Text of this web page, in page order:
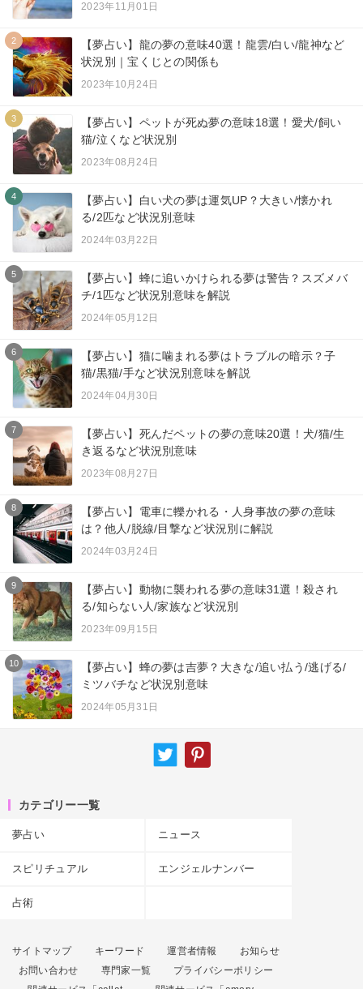
2023年11月01日
2
【夢占い】龍の夢の意味40選！龍雲/白い/龍神など
状況別｜宝くじとの関係も
2023年10月24日
3
【夢占い】ペットが死ぬ夢の意味18選！愛犬/飼い
猫/泣くなど状況別
2023年08月24日
4
【夢占い】白い犬の夢は運気UP？大きい/懐かれ
る/2匹など状況別意味
2024年03月22日
5
【夢占い】蜂に追いかけられる夢は警告？スズメバ
チ/1匹など状況別意味を解説
2024年05月12日
6
【夢占い】猫に噛まれる夢はトラブルの暗示？子
猫/黒猫/手など状況別意味を解説
2024年04月30日
7
【夢占い】死んだペットの夢の意味20選！犬/猫/生
き返るなど状況別意味
2023年08月27日
8
【夢占い】電車に轢かれる・人身事故の夢の意味
は？他人/脱線/目撃など状況別に解説
2024年03月24日
9
【夢占い】動物に襲われる夢の意味31選！殺され
る/知らない人/家族など状況別
2023年09月15日
10
【夢占い】蜂の夢は吉夢？大きな/追い払う/逃げる/
ミツバチなど状況別意味
2024年05月31日
カテゴリー一覧
夢占い ニュース
スピリチュアル エンジェルナンバー
占術
サイトマップ キーワード 運営者情報
お知らせ
お問い合わせ
専門家一覧
プライバシーポリシー